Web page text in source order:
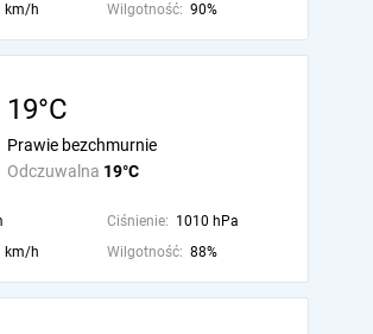
km/h Wilgotność: 90%
19°C
Odczuwalna 19°C
Prawie bezchmurnie
Ciśnienie: 1010 hPa
km/h Wilgotność: 88%